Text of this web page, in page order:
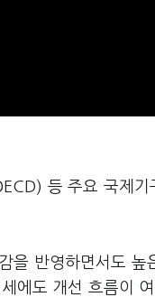
등 주요 국제
을 반영하면서도 높
에도 개선 흐름이